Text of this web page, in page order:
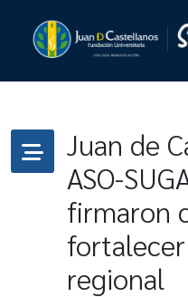
Juan de
ASO-
firmaron
regional